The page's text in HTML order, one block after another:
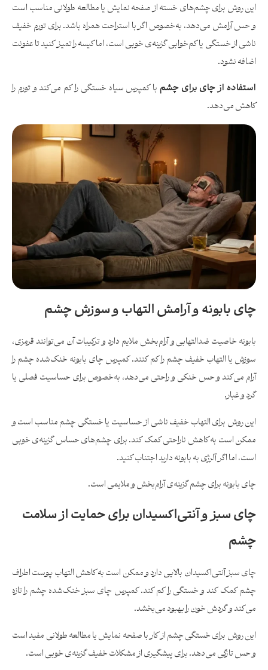
این روش برای چشم‌های خسته از صفحه نمایش یا مطالعه طولانی مناسب است
و حس آرامش می‌دهد، به‌خصوص اگر با استراحت همراه باشد. برای تورم خفیف
ناشی از خستگی یا کم‌خوابی گزینه‌ی خوبی است، اما کیسه را تمیز کنید تا عفونت
اضافه نشود.
استفاده از چای برای چشم با کمپرس سیاه خستگی را کم می‌کند و تورم را
کاهش می‌دهد.
چای بابونه و آرامش التهاب و سوزش چشم
بابونه خاصیت ضدالتهابی و آرام‌بخش ملایم دارد و ترکیبات آن می‌توانند قرمزی،
سوزش یا التهاب خفیف چشم را کم کنند. کمپرس چای بابونه خنک‌شده چشم را
آرام می‌کند و حس خنکی و راحتی می‌دهد، به‌خصوص برای حساسیت فصلی یا
گرد و غبار.
این روش برای التهاب خفیف ناشی از حساسیت یا خستگی چشم مناسب است و
ممکن است به کاهش ناراحتی کمک کند. برای چشم‌های حساس گزینه‌ی خوبی
است، اما اگر آلرژی به بابونه دارید اجتناب کنید.
چای بابونه برای چشم گزینه‌ی آرام‌بخش و ملایمی است.
چای سبز و آنتی‌اکسیدان برای حمایت از سلامت
چشم
چای سبز آنتی‌اکسیدان بالایی دارد و ممکن است به کاهش التهاب پوست اطراف
چشم کمک کند و خستگی را کم کند. کمپرس چای سبز خنک‌شده چشم را تازه
می‌کند و گردش خون را بهبود می‌بخشد.
این روش برای خستگی چشم از کار با صفحه نمایش یا مطالعه طولانی مفید است
و حس تازگی می‌دهد. برای پیشگیری از مشکلات خفیف گزینه‌ی خوبی است.